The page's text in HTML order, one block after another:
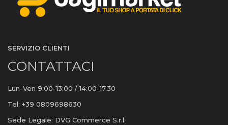
SERVIZIO CLIENTI
CONTATTACI
Lun-Ven 9:00-13:00 / 14:00-17.30
Tel: +39 0809698630
Sede Legale: DVG Commerce S.r.l.